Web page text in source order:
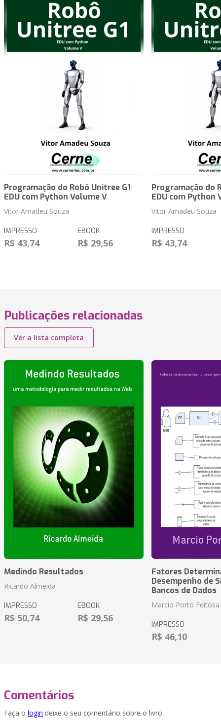
Programação do Robô Unitree G1
EDU com Python Volume V
Vitor Amadeu Souza
IMPRESSO
R$ 43,74
EBOOK
R$ 29,56
Programação do
EDU com Python
Vitor Amadeu Souza
IMPRESSO
R$ 43,74
Publicações relacionadas
Ver a lista completa
Medindo Resultados
Ricardo Almeida
IMPRESSO
R$ 50,74
EBOOK
R$ 29,56
Fatores
Desempenho de
Bancos de Dados
Marcio Porto Feitosa
IMPRESSO
R$ 46,10
Comentários
Faça o login deixe o seu comentário sobre o livro.